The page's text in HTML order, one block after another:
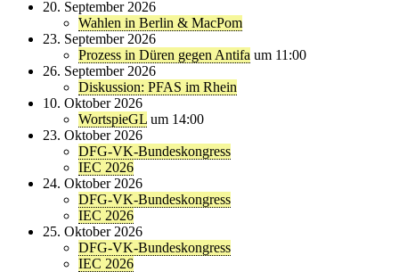
20. September 2026
Wahlen in Berlin & MacPom
23. September 2026
Prozess in Düren gegen Antifa um 11:00
26. September 2026
Diskussion: PFAS im Rhein
10. Oktober 2026
WortspieGL um 14:00
23. Oktober 2026
DFG-VK-Bundeskongress
IEC 2026
24. Oktober 2026
DFG-VK-Bundeskongress
IEC 2026
25. Oktober 2026
DFG-VK-Bundeskongress
IEC 2026